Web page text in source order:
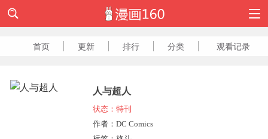
首页 更新 排行 分类 观看记录
人与超人
状态：特刊
作者：DC Comics